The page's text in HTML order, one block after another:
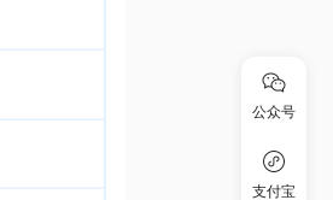
公众号
支付宝